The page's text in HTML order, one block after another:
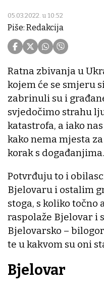
05.03.2022. u 10:52
Piše: Redakcija
Ratna zbivanja u
kojem će se smjeru
zabrinuli su i
svjedočimo strahu
katastrofa, a iako
kako nema mjesta
korak s događanjima.
Potvrđuju to i
Bjelovaru i ostalim
stoga, s koliko
raspolaže Bjelovar i
Bjelovarsko –
te u kakvom su oni
Bjelovar